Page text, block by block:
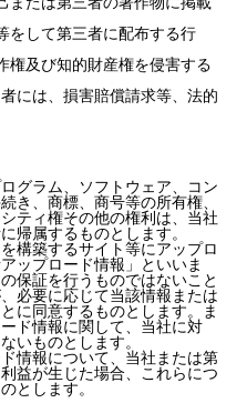
をして第三者に配布する行
権及び知的財産権を侵害する
には、損害賠償請求等、法的
グラム、ソフトウェア、コン
き、商標、商号等の所有権、
ティ権その他の権利は、当社
帰属するものとします。
構築するサイト等にアップロ
ップロード情報」といいま
保証を行うものではないこと
必要に応じて当該情報または
に同意するものとします。ま
ド情報に関して、当社に対
いものとします。
情報について、当社または第
益が生じた場合、これらにつ
とします。